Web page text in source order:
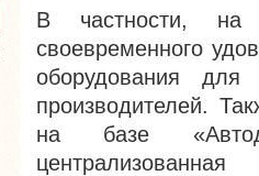
В частности, на
своевременного
оборудования
производителей.
на базе